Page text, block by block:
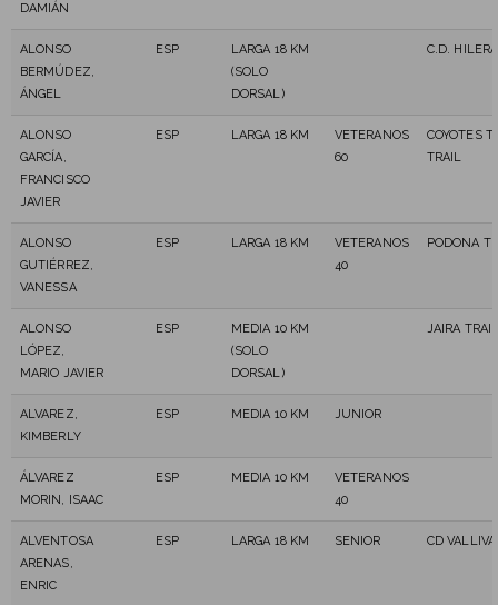
DAMIÁN
ALONSO
BERMÚDEZ,
ÁNGEL
ESP
LARGA 18 KM
(SOLO
DORSAL)
C.D. HILERA
ALONSO
GARCÍA,
FRANCISCO
JAVIER
ESP LARGA 18 KM
VETERANOS
60
COYOTES
TRAIL
ALONSO
GUTIÉRREZ,
VANESSA
ESP LARGA 18 KM
VETERANOS
40
PODONA
ALONSO
LÓPEZ,
MARIO JAVIER
ESP
MEDIA 10 KM
(SOLO
DORSAL)
JAIRA
ALVAREZ,
KIMBERLY
ESP MEDIA 10 KM JUNIOR
ÁLVAREZ
MORIN, ISAAC
ESP MEDIA 10 KM
VETERANOS
40
ALVENTOSA
ARENAS,
ENRIC
ESP LARGA 18 KM SENIOR CD